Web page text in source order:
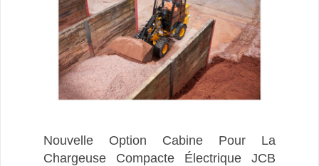
Nouvelle Option Cabine Pour La
Chargeuse Compacte Électrique JCB